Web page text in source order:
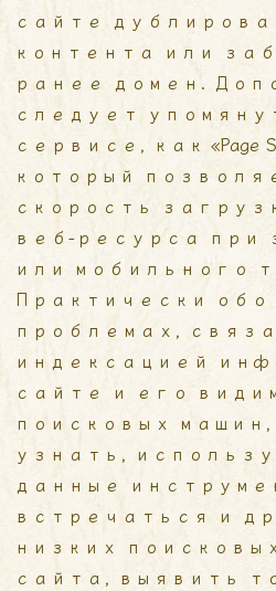
сайте
контента или
ранее домен.
следует
сервисе, как «Page
который
скорость
веб-ресурса при
или мобильного
Практически обо
проблемах,
индексацией
сайте и его
поисковых машин,
узнать,
данные
встречаться и
низких
сайта, выявить